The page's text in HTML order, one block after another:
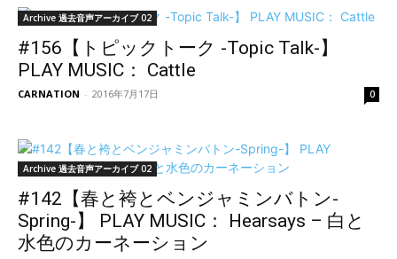
Archive 過去音声アーカイブ 02
#156【トピックトーク -Topic Talk-】
PLAY MUSIC： Cattle
CARNATION - 2016年7月17日 0
Archive 過去音声アーカイブ 02
#142【春と袴とベンジャミンバトン-
Spring-】 PLAY MUSIC： Hearsays – 白と
水色のカーネーション